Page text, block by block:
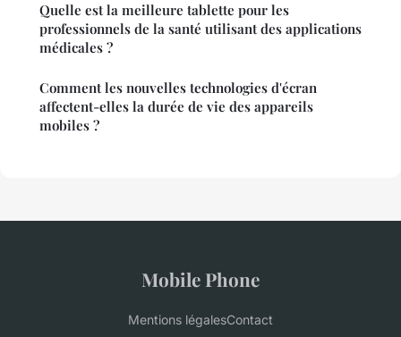
Quelle est la meilleure tablette pour les
professionnels de la santé utilisant des applications
médicales ?
Comment les nouvelles technologies d'écran
affectent-elles la durée de vie des appareils
mobiles ?
Mobile Phone
Mentions légalesContact